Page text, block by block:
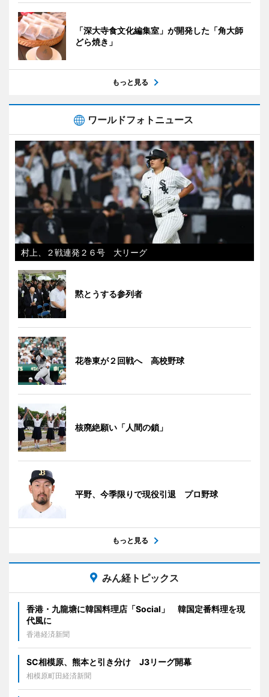
「深大寺食文化編集室」が開発した「角大師
どら焼き」
もっと見る
ワールドフォトニュース
村上、２戦連発２６号 大リーグ
黙とうする参列者
花巻東が２回戦へ 高校野球
核廃絶願い「人間の鎖」
平野、今季限りで現役引退 プロ野球
もっと見る
みん経トピックス
香港・九龍塘に韓国料理店「Social」 韓国定番料理を現
代風に
香港経済新聞
SC相模原、熊本と引き分け J3リーグ開幕
相模原町田経済新聞